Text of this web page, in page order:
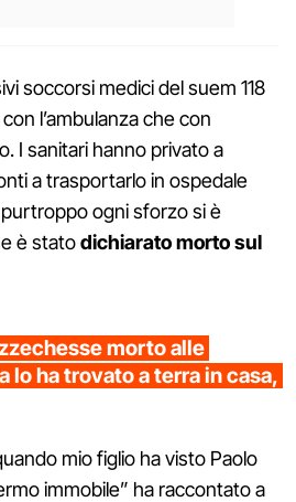
soccorsi medici del suem 118
l’ambulanza che con
I sanitari hanno privato a
a trasportarlo in ospedale
ogni sforzo si è
è statodichiarato morto sul
morto alle
lo ha trovato a terra in casa,
mio figlio ha visto Paolo
immobile” ha raccontato a